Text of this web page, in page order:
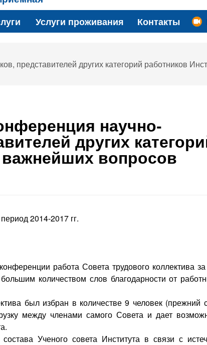
Услуги проживания Контакты
представителей других категорий работников
научно-
других
вопросов
2014-2017 гг.
работа Совета трудового коллектива
количеством слов благодарности от
был избран в количестве 9 человек
между членами самого Совета и дает
Ученого совета Института в связи с